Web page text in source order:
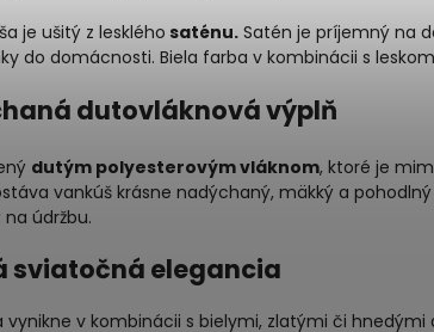
je ušitý z leskléhosaténu. Satén je príjemný na
do domácnosti. Biela farba v kombinácii s
dutovláknová výplň
dutým polyesterovým vláknom, ktoré je
vankúš krásne nadýchaný, mäkký a
údržbu.
sviatočná elegancia
vynikne v kombinácii s bielymi, zlatými či